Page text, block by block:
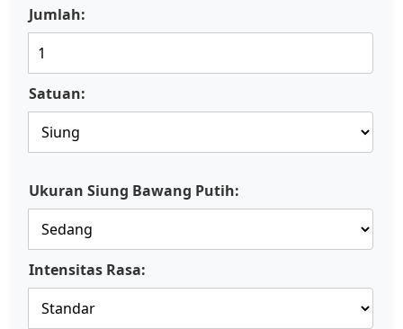
Jumlah:
Satuan:
Ukuran Siung Bawang Putih:
Intensitas Rasa: